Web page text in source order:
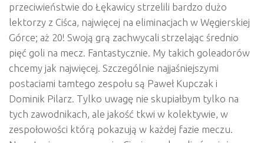
przeciwieństwie do Łękawicy strzelili bardzo dużo
lektorzy z Ciśca, najwięcej na eliminacjach w Węgierskiej
Górce; aż 20! Swoją grą zachwycali strzelając średnio
pięć goli na mecz. Fantastycznie. My takich goleadorów
chcemy jak najwięcej. Szczególnie najjaśniejszymi
postaciami tamtego zespołu są Paweł Kupczak i
Dominik Pilarz. Tylko uwagę nie skupiałbym tylko na
tych zawodnikach, ale jakość tkwi w kolektywie, w
zespołowości którą pokazują w każdej fazie meczu.